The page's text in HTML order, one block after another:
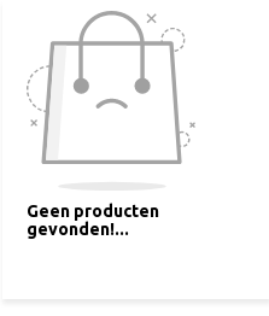
Geen producten
gevonden!...